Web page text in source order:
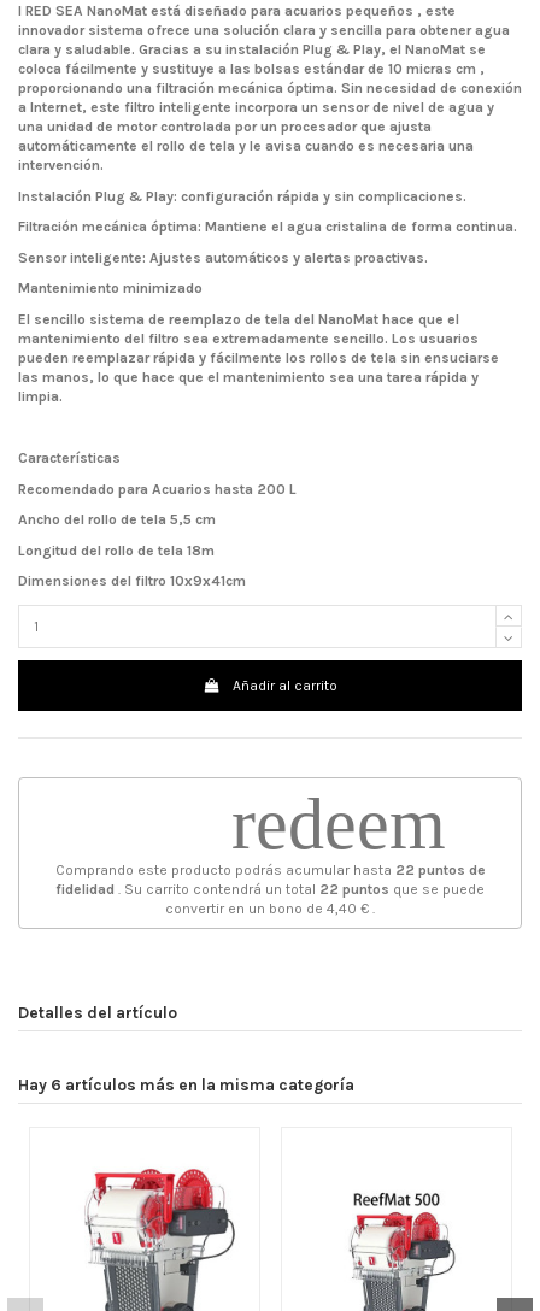
l RED SEA NanoMat está diseñado para acuarios pequeños , este
innovador sistema ofrece una solución clara y sencilla para obtener agua
clara y saludable. Gracias a su instalación Plug & Play, el NanoMat se
coloca fácilmente y sustituye a las bolsas estándar de 10 micras cm ,
proporcionando una filtración mecánica óptima. Sin necesidad de conexión
a Internet, este filtro inteligente incorpora un sensor de nivel de agua y
una unidad de motor controlada por un procesador que ajusta
automáticamente el rollo de tela y le avisa cuando es necesaria una
intervención.
Instalación Plug & Play: configuración rápida y sin complicaciones.
Filtración mecánica óptima: Mantiene el agua cristalina de forma continua.
Sensor inteligente: Ajustes automáticos y alertas proactivas.
Mantenimiento minimizado
El sencillo sistema de reemplazo de tela del NanoMat hace que el
mantenimiento del filtro sea extremadamente sencillo. Los usuarios
pueden reemplazar rápida y fácilmente los rollos de tela sin ensuciarse
las manos, lo que hace que el mantenimiento sea una tarea rápida y
limpia.
Características
Recomendado para Acuarios hasta 200 L
Ancho del rollo de tela 5,5 cm
Longitud del rollo de tela 18m
Dimensiones del filtro 10x9x41cm
Añadir al carrito
redeem
Comprando este producto podrás acumular hasta 22 puntos de
fidelidad . Su carrito contendrá un total 22 puntos que se puede
convertir en un bono de 4,40 €
Detalles del artículo
Hay 6 artículos más en la misma categoría